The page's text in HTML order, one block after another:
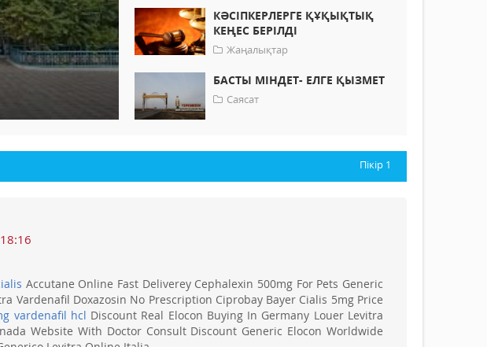
КӘСІПКЕРЛЕРГЕ ҚҰҚЫҚТЫҚ
КЕҢЕС БЕРІЛДІ
Жаңалықтар
БАСТЫ МІНДЕТ- ЕЛГЕ ҚЫЗМЕТ
Саясат
Пікір 1
Accutane Online Fast Deliverey Cephalexin 500mg For Pets Generic
Vardenafil Doxazosin No Prescription Ciprobay Bayer Cialis 5mg Price
vardenafil hcl Discount Real Elocon Buying In Germany Louer Levitra
Website With Doctor Consult Discount Generic Elocon Worldwide